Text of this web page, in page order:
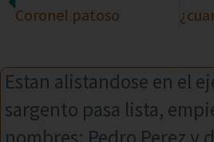
Coronel patoso
Estan alistandose en el
sargento pasa lista,